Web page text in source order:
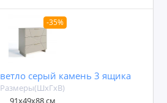
-35%
серый камень 3 ящика
Размеры(ШxГxВ)
91х49х88 см